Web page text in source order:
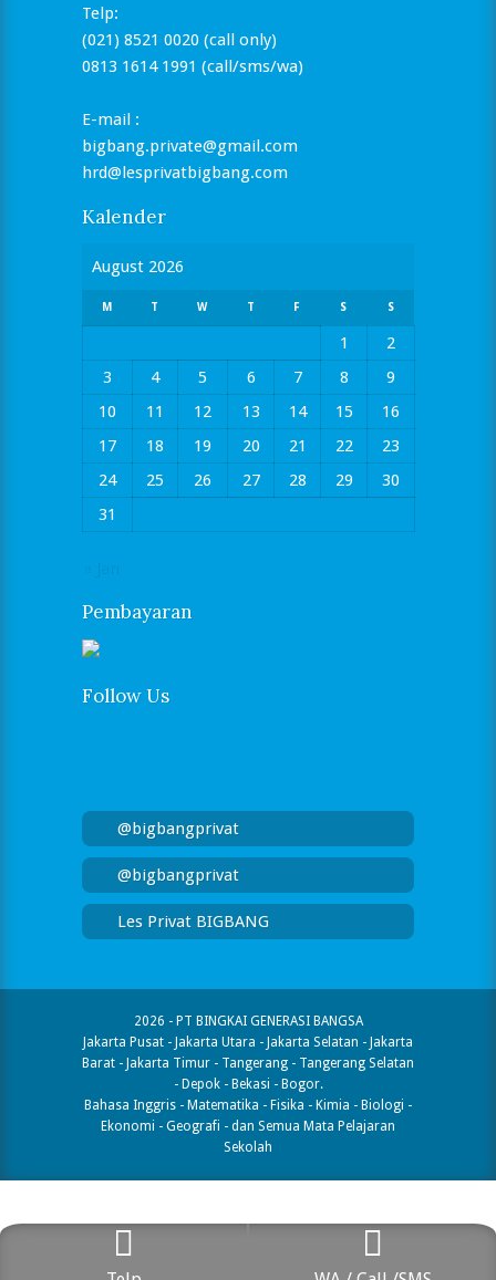
Telp:
(021) 8521 0020 (call only)
0813 1614 1991 (call/sms/wa)
E-mail :
bigbang.private@gmail.com
hrd@lesprivatbigbang.com
Kalender
August 2026
M T W T F S S
1
2
3
4 5 6 7 8
9
10
11 12 13 14 15
16
17
18 19 20 21 22
23
24
25 26 27 28 29
30
31
Pembayaran
Follow Us
@bigbangprivat
@bigbangprivat
Les Privat BIGBANG
2026 - PT BINGKAI GENERASI BANGSA
Jakarta Pusat - Jakarta Utara - Jakarta Selatan - Jakarta
Barat - Jakarta Timur - Tangerang - Tangerang Selatan
- Depok - Bekasi - Bogor.
Bahasa Inggris - Matematika - Fisika - Kimia - Biologi -
Ekonomi - Geografi​ - dan Semua Mata Pelajaran
Sekolah